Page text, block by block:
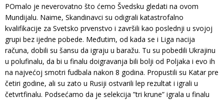
POmalo je neverovatno što ćemo Švedsku gledati na ovom
Mundijalu. Naime, Skandinavci su odigrali katastrofalno
kvalifikacije za Svetsko prvenstvo i završili kao poslednji u svojoj
grupi bez ijedne pobede. Međutim, od kada se i Liga nacija
računa, dobili su šansu da igraju u baražu. Tu su pobedili Ukrajinu
u polufinalu, da bi u finalu doigravanja bili bolji od Poljaka i evo ih
na najvećoj smotri fudbala nakon 8 godina. Propustili su Katar pre
četiri godine, ali su zato u Rusiji ostvarili lep rezultat i igrali u
četvrtfinalu. Podsećamo da je selekcija ”tri krune” igrala u finalu